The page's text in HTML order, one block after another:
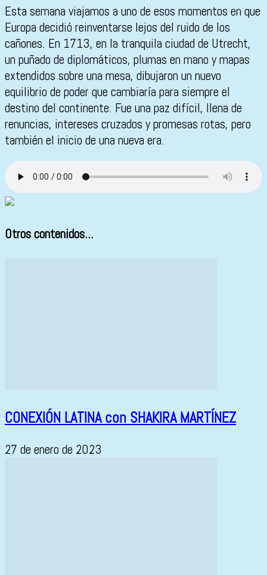
Esta semana viajamos a uno de esos momentos en que
Europa decidió reinventarse lejos del ruido de los
cañones. En 1713, en la tranquila ciudad de Utrecht,
un puñado de diplomáticos, plumas en mano y mapas
extendidos sobre una mesa, dibujaron un nuevo
equilibrio de poder que cambiaría para siempre el
destino del continente. Fue una paz difícil, llena de
renuncias, intereses cruzados y promesas rotas, pero
también el inicio de una nueva era.
Otros contenidos...
CONEXIÓN LATINA con SHAKIRA MARTÍNEZ
27 de enero de 2023